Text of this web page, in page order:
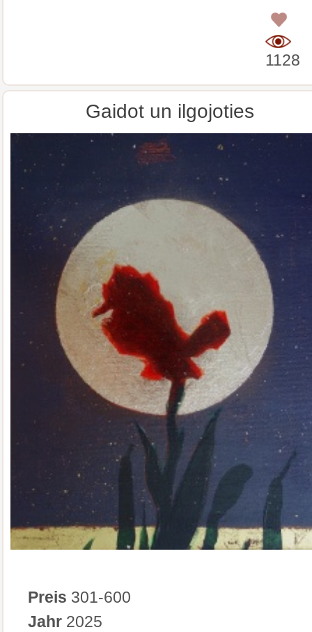
1128
Gaidot un ilgojoties
Preis 301-600
Jahr 2025